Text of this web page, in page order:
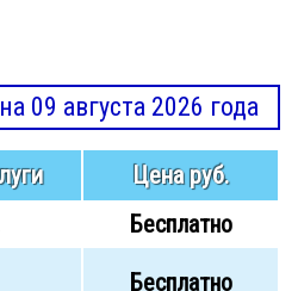
09 августа 2026 года
Цена руб.
Бесплатно
Бесплатно